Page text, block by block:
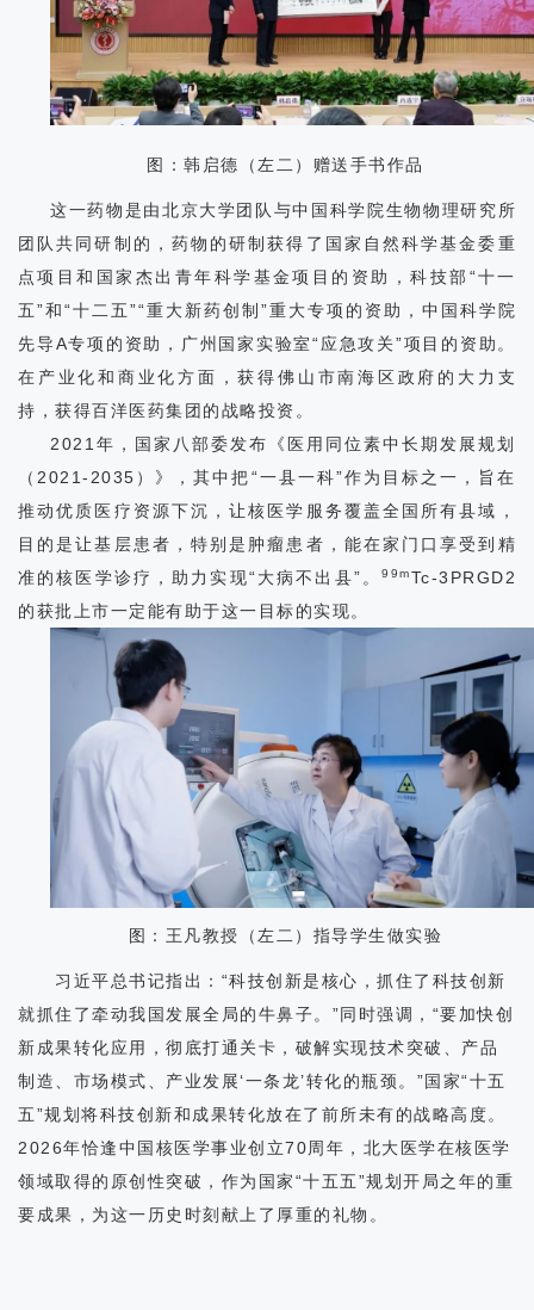
图：韩启德（左二）赠送手书作品
这一药物是由北京大学团队与中国科学院生物物理研究所
团队共同研制的，药物的研制获得了国家自然科学基金委重
点项目和国家杰出青年科学基金项目的资助，科技部“十一
五”和“十二五”“重大新药创制”重大专项的资助，中国科学院
先导A专项的资助，广州国家实验室“应急攻关”项目的资助。
在产业化和商业化方面，获得佛山市南海区政府的大力支
持，获得百洋医药集团的战略投资。
2021年，国家八部委发布《医用同位素中长期发展规划
（2021-2035）》，其中把“一县一科”作为目标之一，旨在
推动优质医疗资源下沉，让核医学服务覆盖全国所有县域，
目的是让基层患者，特别是肿瘤患者，能在家门口享受到精
准的核医学诊疗，助力实现“大病不出县”。
99mTc-3PRGD2
的获批上市一定能有助于这一目标的实现。
图：王凡教授（左二）指导学生做实验
习近平总书记指出：“科技创新是核心，抓住了科技创新
就抓住了牵动我国发展全局的牛鼻子。”同时强调，“要加快创
新成果转化应用，彻底打通关卡，破解实现技术突破、产品
制造、市场模式、产业发展‘一条龙’转化的瓶颈。”国家“十五
五”规划将科技创新和成果转化放在了前所未有的战略高度。
2026年恰逢中国核医学事业创立70周年，北大医学在核医学
领域取得的原创性突破，作为国家“十五五”规划开局之年的重
要成果，为这一历史时刻献上了厚重的礼物。